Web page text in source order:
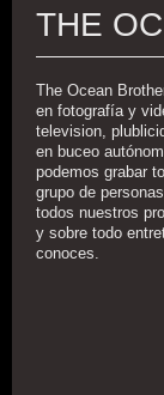
THE
The Ocean
en fotografía y
television,
en buceo
podemos grabar
grupo de
todos nuestros
y sobre todo
conoces.